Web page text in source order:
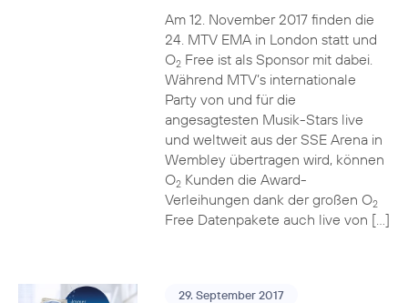
Am 12. November 2017 finden die
24. MTV EMA in London statt und
O2Free ist als Sponsor mit dabei.
Während MTV’s internationale
Party von und für die
angesagtesten Musik-Stars live
und weltweit aus der SSE Arena in
Wembley übertragen wird, können
O2Kunden die Award-
Verleihungen dank der großen O2
Free Datenpakete auch live von […]
29. September 2017